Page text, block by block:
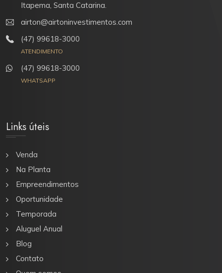
Itapema, Santa Catarina.
airton@airtoninvestimentos.com
(47) 99618-3000
ATENDIMENTO
(47) 99618-3000
WHATSAPP
Links úteis
Venda
Na Planta
Empreendimentos
Oportunidade
Temporada
Aluguel Anual
Blog
Contato